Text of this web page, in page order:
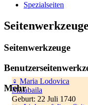
♀ Maria Lodovica
Malabaila
Geburt: 22 Juli 1740
Spezialseiten
Seitenwerkzeuge
Seitenwerkzeuge
Mehr